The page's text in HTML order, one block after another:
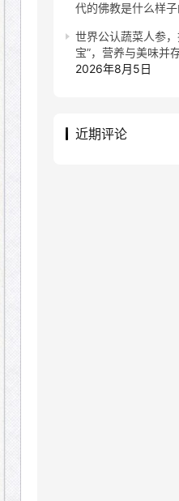
代的佛教是什么样子
世界公认蔬菜人参
宝”，营养与美味并
2026年8月5日
近期评论